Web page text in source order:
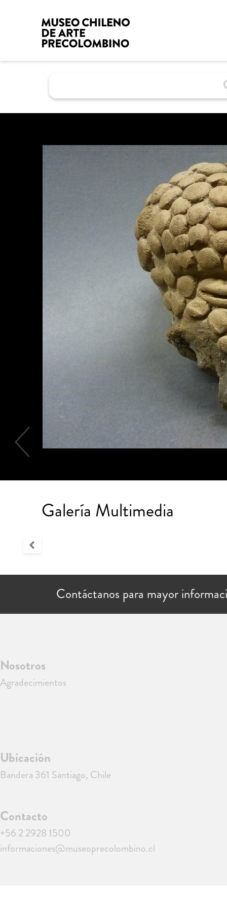
Galería Multimedia
Contáctanos para mayor
Nosotros
Agradecimientos
Ubicación
Bandera 361 Santiago, Chile
Contacto
+56 2 2928 1500
informaciones@museoprecolombino.cl